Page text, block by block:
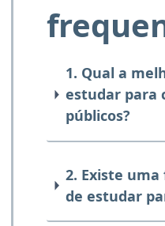
1. Qual a
estudar para
públicos?
2. Existe
de estudar